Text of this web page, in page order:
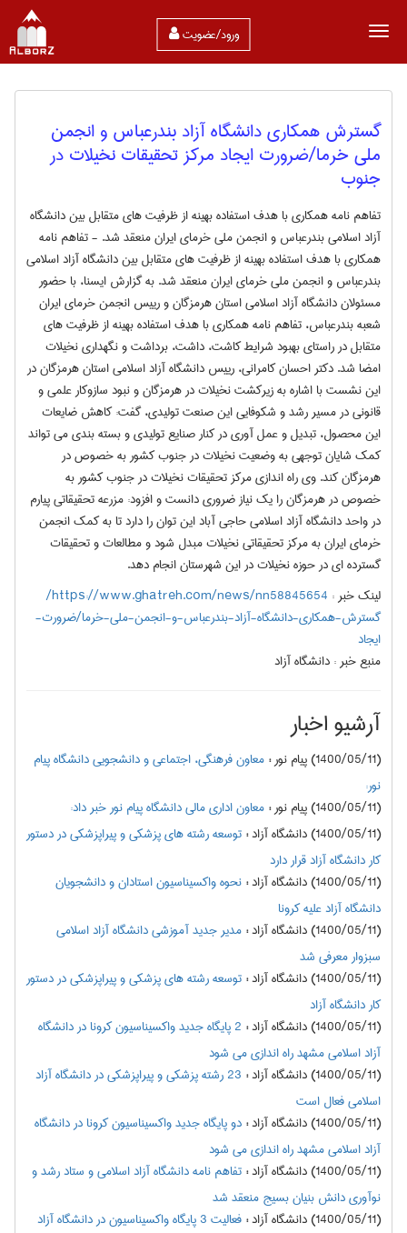
ورود/عضویت
گسترش همکاری دانشگاه آزاد بندرعباس و انجمن
ملی خرما/ضرورت ایجاد مرکز تحقیقات نخیلات در
جنوب
تفاهم نامه همکاری با هدف استفاده بهینه از ظرفیت های متقابل بین دانشگاه
آزاد اسلامی بندرعباس و انجمن ملی خرمای ایران منعقد شد. - تفاهم نامه
همکاری با هدف استفاده بهینه از ظرفیت های متقابل بین دانشگاه آزاد اسلامی
بندرعباس و انجمن ملی خرمای ایران منعقد شد. به گزارش ایسنا، با حضور
مسئولان دانشگاه آزاد اسلامی استان هرمزگان و رییس انجمن خرمای ایران
شعبه بندرعباس، تفاهم نامه همکاری با هدف استفاده بهینه از ظرفیت های
متقابل در راستای بهبود شرایط کاشت، داشت، برداشت و نگهداری نخیلات
امضا شد. دکتر احسان کامرانی، رییس دانشگاه آزاد اسلامی استان هرمزگان در
این نشست با اشاره به زیرکشت نخیلات در هرمزگان و نبود سازوکار علمی و
قانونی در مسیر رشد و شکوفایی این صنعت تولیدی، گفت: کاهش ضایعات
این محصول، تبدیل و عمل آوری در کنار صنایع تولیدی و بسته بندی می تواند
کمک شایان توجهی به وضعیت نخیلات در جنوب کشور به خصوص در
هرمزگان کند. وی راه اندازی مرکز تحقیقات نخیلات در جنوب کشور به
خصوص در هرمزگان را یک نیاز ضروری دانست و افزود: مزرعه تحقیقاتی پیارم
در واحد دانشگاه آزاد اسلامی حاجی آباد این توان را دارد تا به کمک انجمن
خرمای ایران به مرکز تحقیقاتی نخیلات مبدل شود و مطالعات و تحقیقات
گسترده ای در حوزه نخیلات در این شهرستان انجام دهد.
لینک خبر :
https://www.ghatreh.com/news/nn58845654/
گسترش-همکاری-دانشگاه-آزاد-بندرعباس-و-انجمن-ملی-خرما/ضرورت-
ایجاد
منبع خبر :دانشگاه آزاد
آرشیو اخبار
(1400/05/11) پیام نور :معاون فرهنگی، اجتماعی و دانشجویی دانشگاه پیام
نور:
(1400/05/11) پیام نور
:معاون اداری مالی دانشگاه پیام نور خبر داد:
(1400/05/11) دانشگاه آزاد
:توسعه رشته های پزشکی و پیراپزشکی در دستور
کار دانشگاه آزاد قرار دارد
(1400/05/11) دانشگاه آزاد
:نحوه واکسیناسیون استادان و دانشجویان
دانشگاه آزاد علیه کرونا
(1400/05/11) دانشگاه آزاد
:مدیر جدید آموزشی دانشگاه آزاد اسلامی
سبزوار معرفی شد
(1400/05/11) دانشگاه آزاد
:توسعه رشته های پزشکی و پیراپزشکی در دستور
کار دانشگاه آزاد
(1400/05/11) دانشگاه آزاد
:
2 پایگاه جدید واکسیناسیون کرونا در دانشگاه
آزاد اسلامی مشهد راه اندازی می شود
(1400/05/11) دانشگاه آزاد
:
23 رشته پزشکی و پیراپزشکی در دانشگاه آزاد
اسلامی فعال است
(1400/05/11) دانشگاه آزاد
:دو پایگاه جدید واکسیناسیون کرونا در دانشگاه
آزاد اسلامی مشهد راه اندازی می شود
(1400/05/11) دانشگاه آزاد
:تفاهم نامه دانشگاه آزاد اسلامی و ستاد رشد و
نوآوری دانش بنیان بسیج منعقد شد
(1400/05/11) دانشگاه آزاد
:
فعالیت 3 پایگاه واکسیناسیون در دانشگاه آزاد